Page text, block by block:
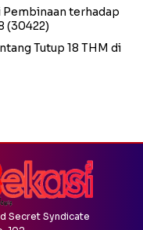
Pembinaan terhadap
(30422)
Tutup 18 THM di
Secret Syndicate